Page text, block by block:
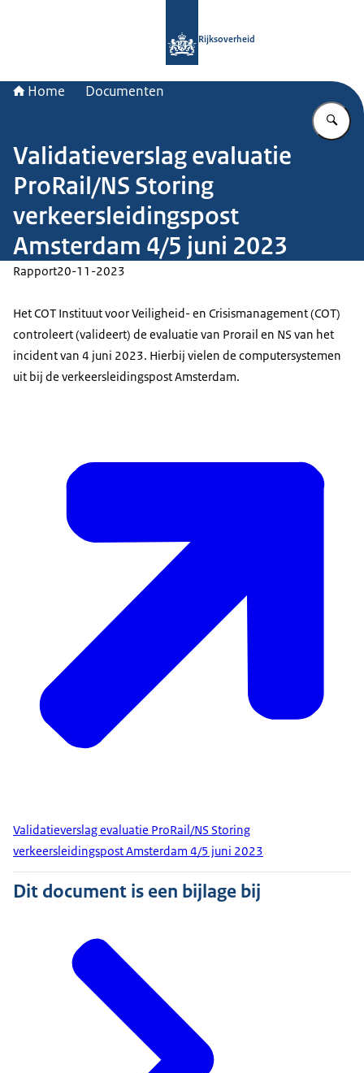
Rijksoverheid
Home Documenten
Validatieverslag evaluatie
ProRail/NS Storing
verkeersleidingspost
Amsterdam 4/5 juni 2023
Rapport20-11-2023
Het COT Instituut voor Veiligheid- en Crisismanagement (COT)
controleert (valideert) de evaluatie van Prorail en NS van het
incident van 4 juni 2023. Hierbij vielen de computersystemen
uit bij de verkeersleidingspost Amsterdam.
Validatieverslag evaluatie ProRail/NS Storing
verkeersleidingspost Amsterdam 4/5 juni 2023
Dit document is een bijlage bij